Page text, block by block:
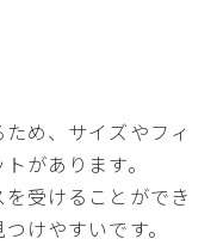
め、サイズやフィ
があります。
受けることができ
けやすいです。